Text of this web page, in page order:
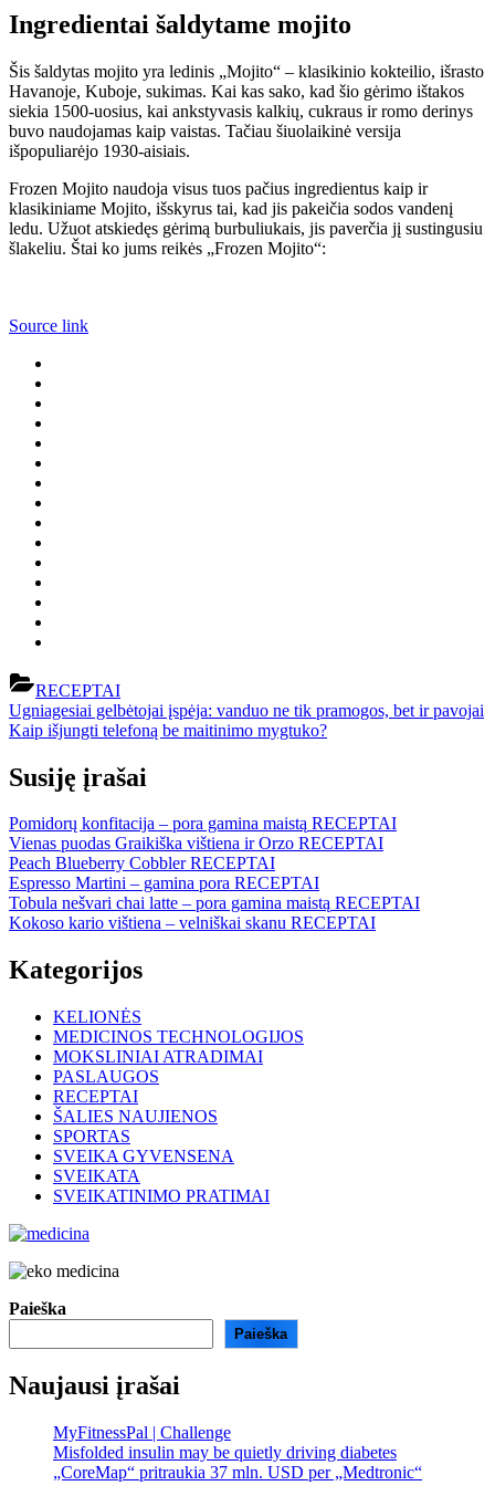
Ingredientai šaldytame mojito
Šis šaldytas mojito yra ledinis „Mojito“ – klasikinio kokteilio, išrasto
Havanoje, Kuboje, sukimas. Kai kas sako, kad šio gėrimo ištakos
siekia 1500-uosius, kai ankstyvasis kalkių, cukraus ir romo derinys
buvo naudojamas kaip vaistas. Tačiau šiuolaikinė versija
išpopuliarėjo 1930-aisiais.
Frozen Mojito naudoja visus tuos pačius ingredientus kaip ir
klasikiniame Mojito, išskyrus tai, kad jis pakeičia sodos vandenį
ledu. Užuot atskiedęs gėrimą burbuliukais, jis paverčia jį sustingusiu
šlakeliu. Štai ko jums reikės „Frozen Mojito“:
Source link
RECEPTAI
Navigacija
tarp
įrašų
Previous
Post:
Ugniagesiai gelbėtojai įspėja: vanduo ne tik pramogos, bet ir pavojai
Next
Kaip išjungti telefoną be maitinimo mygtuko?
Susiję įrašai
Pomidorų konfitacija – pora gamina maistą RECEPTAI
Vienas puodas Graikiška vištiena ir Orzo RECEPTAI
Peach Blueberry Cobbler RECEPTAI
Espresso Martini – gamina pora RECEPTAI
Tobula nešvari chai latte – pora gamina maistą RECEPTAI
Kokoso kario vištiena – velniškai skanu RECEPTAI
Kategorijos
KELIONĖS
MEDICINOS TECHNOLOGIJOS
MOKSLINIAI ATRADIMAI
PASLAUGOS
RECEPTAI
ŠALIES NAUJIENOS
SPORTAS
SVEIKA GYVENSENA
SVEIKATA
SVEIKATINIMO PRATIMAI
Paieška
Paieška
Naujausi įrašai
MyFitnessPal | Challenge
Misfolded insulin may be quietly driving diabetes
„CoreMap“ pritraukia 37 mln. USD per „Medtronic“